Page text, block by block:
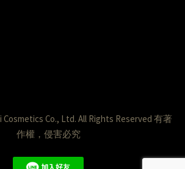
Co., Ltd. All Rights Reserved 有著
作權，侵害必究